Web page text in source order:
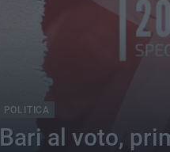
POLITICA
Bari al voto,